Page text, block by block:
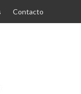
Contacto